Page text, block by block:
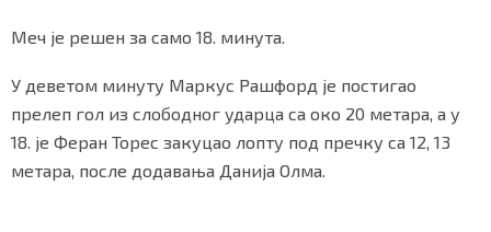
Меч је решен за само 18. минута.
У деветом минуту Маркус Рашфорд је постигао
прелеп гол из слободног ударца са око 20 метара, а у
18. је Феран Торес закуцао лопту под пречку са 12, 13
метара, после додавања Данија Олма.
ЖИВОТ И СТИЛ
СПОРТ
БИЗНИС